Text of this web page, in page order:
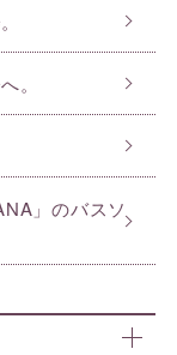
。
」のバスソ